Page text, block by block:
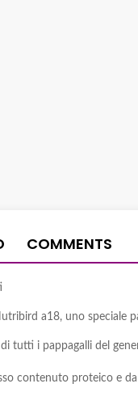
COMMENTS
a18, uno
tutti i pappagalli del
contenuto proteico e